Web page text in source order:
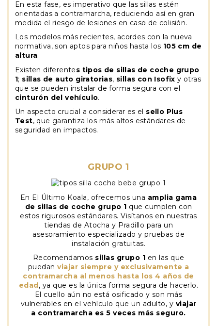
En esta fase, es imperativo que las sillas estén
orientadas a contramarcha, reduciendo así en gran
medida el riesgo de lesiones en caso de colisión.
Los modelos más recientes, acordes con la nueva
normativa, son aptos para niños hasta los 105 cm de
altura.
Existen diferentes tipos de sillas de coche grupo
1; sillas de auto giratorias, sillas con Isofix y otras
que se pueden instalar de forma segura con el
cinturón del vehículo.
Un aspecto crucial a considerar es el sello Plus
Test, que garantiza los más altos estándares de
seguridad en impactos.
GRUPO 1
En El Último Koala, ofrecemos una amplia gama
de sillas de coche grupo 1 que cumplen con
estos rigurosos estándares. Visítanos en nuestras
tiendas de Atocha y Pradillo para un
asesoramiento especializado y pruebas de
instalación gratuitas.
Recomendamos sillas grupo 1 en las que
puedan viajar siempre y exclusivamente a
contramarcha al menos hasta los 4 años de
edad, ya que es la única forma segura de hacerlo.
El cuello aún no está osificado y son más
vulnerables en el vehículo que un adulto, y viajar
a contramarcha es 5 veces más seguro.